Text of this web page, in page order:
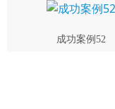
成功案例52